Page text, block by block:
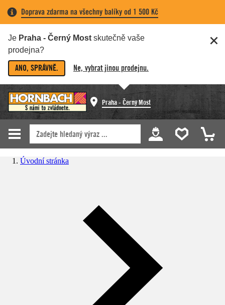
Doprava zdarma na všechny balíky od 1 500 Kč
Je Praha - Černý Most skutečně vaše
prodejna?
ANO, SPRÁVNĚ. Ne, vybrat jinou prodejnu.
Praha - Černý Most
Úvodní stránka